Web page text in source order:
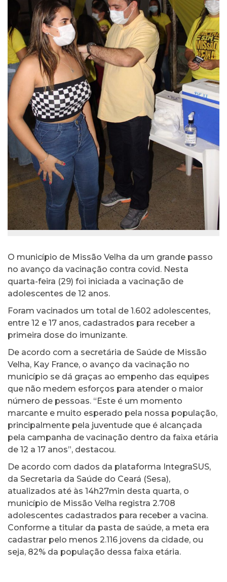
O município de Missão Velha da um grande passo
no avanço da vacinação contra covid. Nesta
quarta-feira (29) foi iniciada a vacinação de
adolescentes de 12 anos.
Foram vacinados um total de 1.602 adolescentes,
entre 12 e 17 anos, cadastrados para receber a
primeira dose do imunizante.
De acordo com a secretária de Saúde de Missão
Velha, Kay France, o avanço da vacinação no
município se dá graças ao empenho das equipes
que não medem esforços para atender o maior
número de pessoas. “Este é um momento
marcante e muito esperado pela nossa população,
principalmente pela juventude que é alcançada
pela campanha de vacinação dentro da faixa etária
de 12 a 17 anos”, destacou.
De acordo com dados da plataforma IntegraSUS,
da Secretaria da Saúde do Ceará (Sesa),
atualizados até às 14h27min desta quarta, o
município de Missão Velha registra 2.708
adolescentes cadastrados para receber a vacina.
Conforme a titular da pasta de saúde, a meta era
cadastrar pelo menos 2.116 jovens da cidade, ou
seja, 82% da população dessa faixa etária.